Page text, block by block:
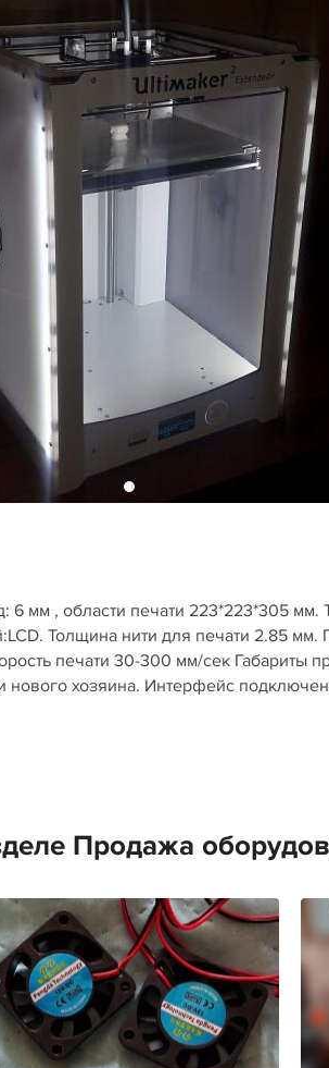
6 мм , области печати 223*223*305
Толщина нити для печати 2.85 мм.
печати 30-300 мм/сек Габариты
нового хозяина. Интерфейс
Продажа